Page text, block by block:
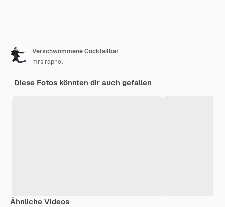
Verschwommene Cocktailbar
mrsiraphol
Diese Fotos könnten dir auch gefallen
Ähnliche Videos